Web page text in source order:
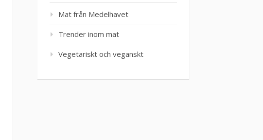
Mat från Medelhavet
Trender inom mat
Vegetariskt och veganskt